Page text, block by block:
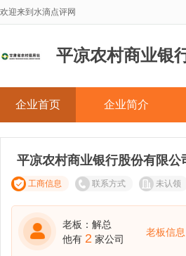
欢迎来到水滴点评网
平凉农村商业银
企业首页 企业简介
平凉农村商业银行股份有限公
工商信息 联系方式 未认领
老板：解总
他有 2 家公司
老板信息